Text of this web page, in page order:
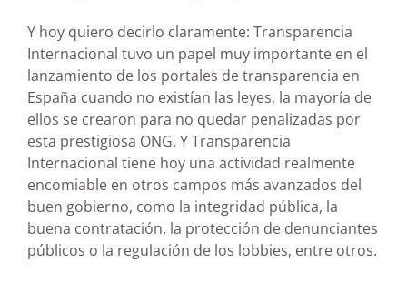
Y hoy quiero decirlo claramente: Transparencia
Internacional tuvo un papel muy importante en el
lanzamiento de los portales de transparencia en
España cuando no existían las leyes, la mayoría de
ellos se crearon para no quedar penalizadas por
esta prestigiosa ONG. Y Transparencia
Internacional tiene hoy una actividad realmente
encomiable en otros campos más avanzados del
buen gobierno, como la integridad pública, la
buena contratación, la protección de denunciantes
públicos o la regulación de los lobbies, entre otros.